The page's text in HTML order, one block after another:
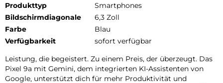
Produkttyp
Smartphones
Bildschirmdiagonale
6,3 Zoll
Farbe
Blau
Verfügbarkeit
sofort verfügbar
Leistung, die begeistert. Zu einem Preis, der überzeugt. Das
Pixel 9a mit Gemini, dem integrierten KI-Assistenten von
Google, unterstützt dich für mehr Produktivität und